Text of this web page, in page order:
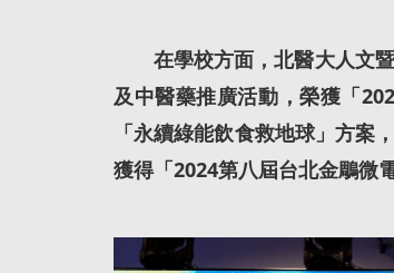
在學校方面，北醫大人文暨
及中醫藥推廣活動，榮獲「
「永續綠能飲食救地球」方
獲得「2024第八屆台北金鵰微